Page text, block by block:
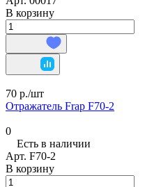
В корзину
70 р./шт
Отражатель Frap F70-2
0
Есть в наличии
Арт. F70-2
В корзину